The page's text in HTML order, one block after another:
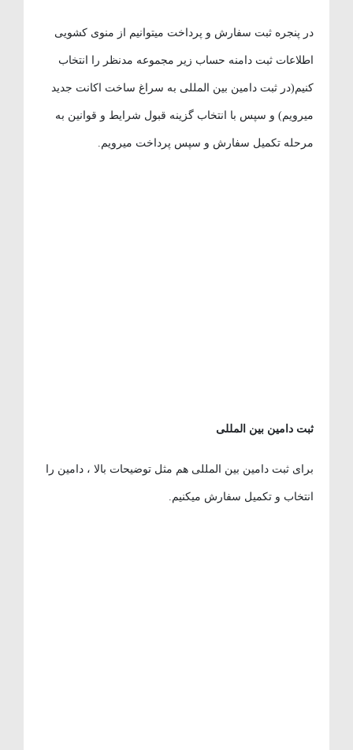
در پنجره ثبت سفارش و پرداخت میتوانیم از منوی کشویی
اطلاعات ثبت دامنه حساب زیر مجموعه مدنظر را انتخاب
کنیم(در ثبت دامین بین المللی به سراغ ساخت اکانت جدید
میرویم) و سپس با انتخاب گزینه قبول شرایط و قوانین به
مرحله تکمیل سفارش و سپس پرداخت میرویم.
ثبت دامین بین المللی
برای ثبت دامین بین المللی هم مثل توضیحات بالا ، دامین را
انتخاب و تکمیل سفارش میکنیم.